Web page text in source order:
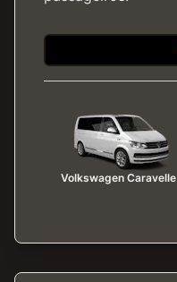
Volkswagen Caravelle